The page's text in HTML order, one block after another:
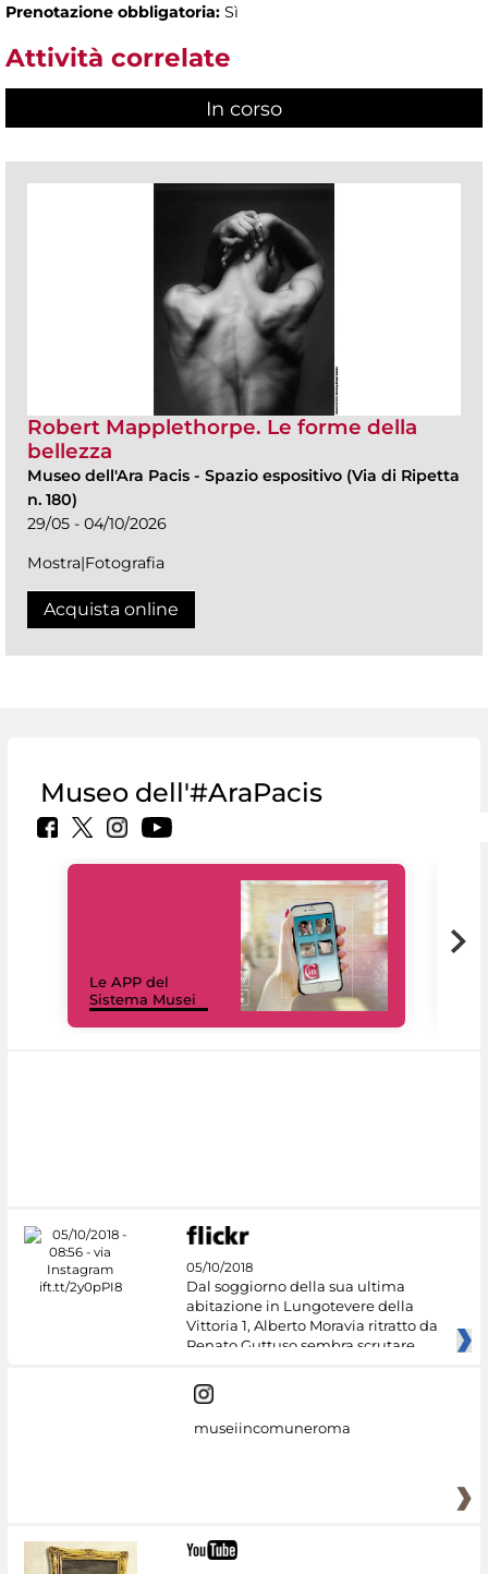
Prenotazione obbligatoria: Sì
Attività correlate
In corso
Robert Mapplethorpe. Le forme della
bellezza
Museo dell'Ara Pacis - Spazio espositivo (Via di Ripetta
n. 180)
29/05 - 04/10/2026
Mostra|Fotografia
Acquista online
Museo dell'#AraPacis
Le APP del
Sistema Musei
05/10/2018
Dal soggiorno della sua ultima
abitazione in Lungotevere della
Vittoria 1, Alberto Moravia ritratto da
Renato Guttuso sembra scrutare
museiincomuneroma